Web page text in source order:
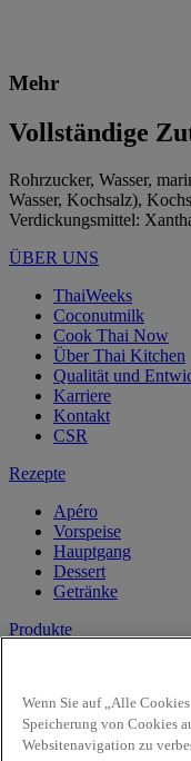
Mehr
Vollständige
Rohrzucker, Wasser,
Wasser, Kochsalz),
Verdickungsmittel:
ÜBER UNS
ThaiWeeks
Coconutmilk
Cook Thai Now
Über Thai Kitchen
Qualität und
Karriere
Kontakt
CSR
Rezepte
Apéro
Vorspeise
Hauptgang
Dessert
Getränke
Produkte
Reis & Nudeln
Kochsaucen
Saucen
Wenn Sie auf „Alle
Speicherung von Cookies
Websitenavigation zu